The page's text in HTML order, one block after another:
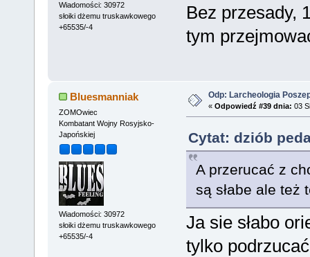
Wiadomości: 30972
słoiki dżemu truskawkowego
+65535/-4
Bez przesady,
tym
Bluesmanniak
ZOMOwiec
Kombatant Wojny Rosyjsko-
Japońskiej
Wiadomości: 30972
słoiki dżemu truskawkowego
+65535/-4
Odp: Larcheologia
« Odpowiedź #39 dnia: 03
Cytat: dziób
A przerucać z
są słabe ale też
Ja sie słabo
tylko